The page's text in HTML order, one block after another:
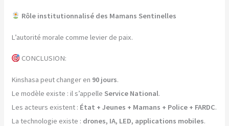
Rôle institutionnalisé des Mamans Sentinelles
L’autorité morale comme levier de paix.
CONCLUSION:
Kinshasa peut changer en 90 jours.
Le modèle existe : il s’appelle Service National.
Les acteurs existent : État + Jeunes + Mamans + Police + FARDC.
La technologie existe : drones, IA, LED, applications mobiles.